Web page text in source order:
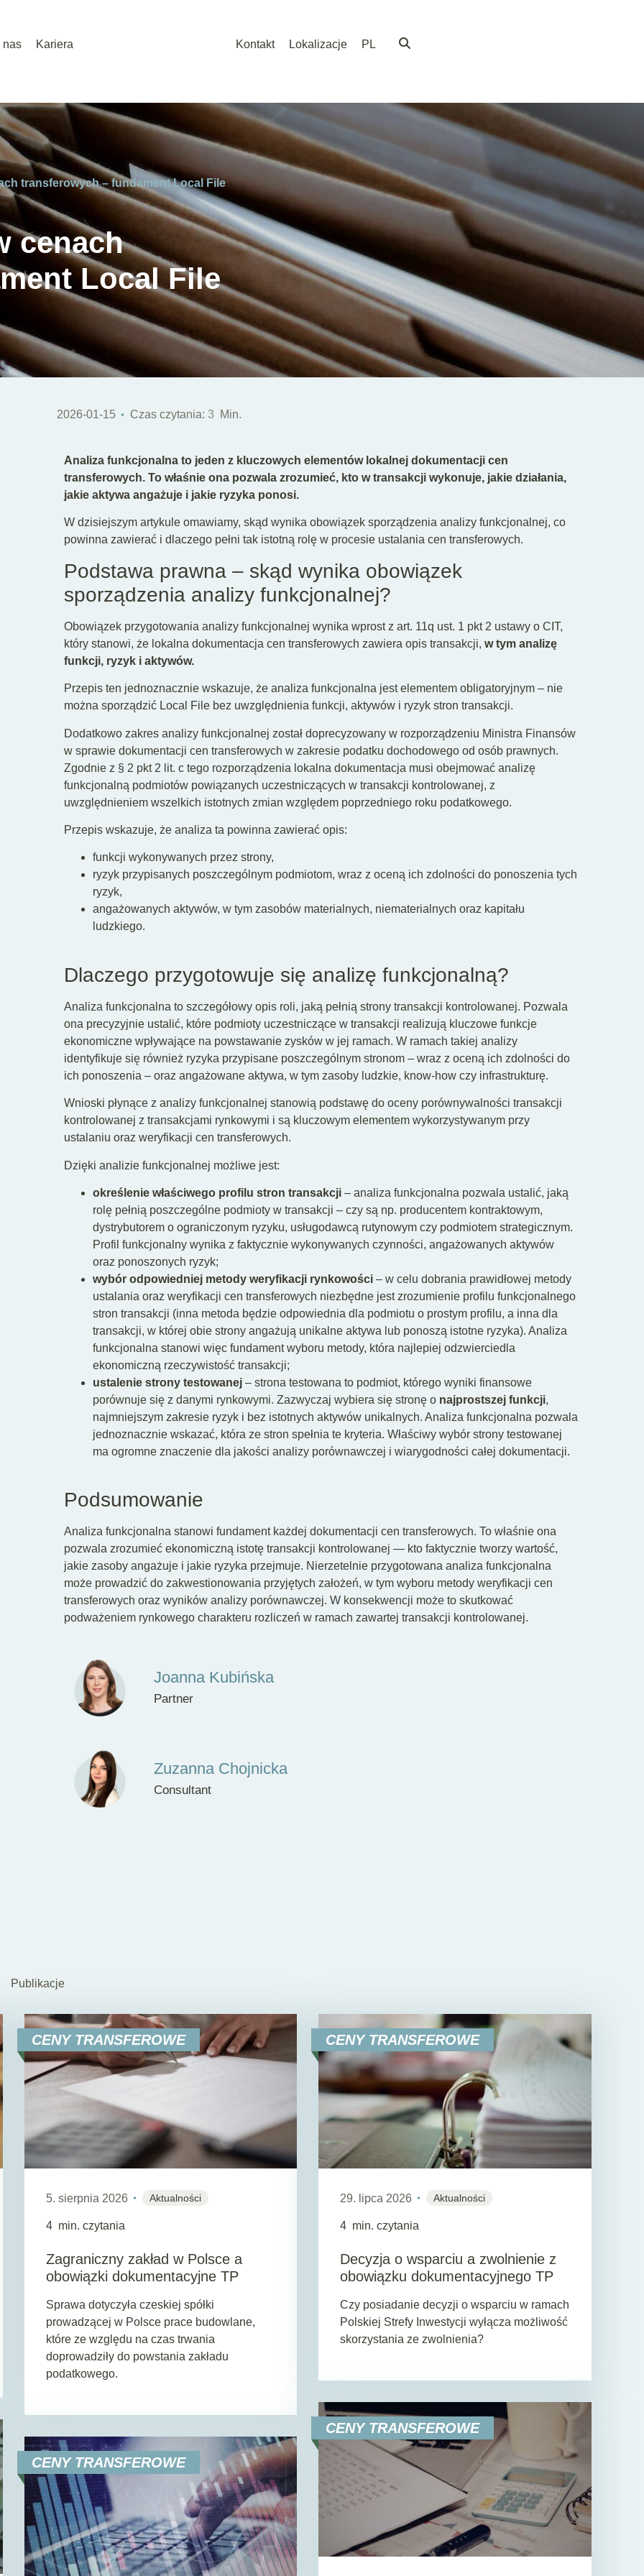
nas Kariera Kontakt Lokalizacje PL
transferowych – fundament Local File
cenach
Local File
2026-01-15 Czas czytania: 3 Min.
Analiza funkcjonalna to jeden z kluczowych elementów lokalnej dokumentacji cen
transferowych. To właśnie ona pozwala zrozumieć, kto w transakcji wykonuje, jakie działania,
jakie aktywa angażuje i jakie ryzyka ponosi.
W dzisiejszym artykule omawiamy, skąd wynika obowiązek sporządzenia analizy funkcjonalnej, co
powinna zawierać i dlaczego pełni tak istotną rolę w procesie ustalania cen transferowych.
Podstawa prawna – skąd wynika obowiązek
sporządzenia analizy funkcjonalnej?
Obowiązek przygotowania analizy funkcjonalnej wynika wprost z art. 11q ust. 1 pkt 2 ustawy o CIT,
który stanowi, że lokalna dokumentacja cen transferowych zawiera opis transakcji, w tym analizę
funkcji, ryzyk i aktywów.
Przepis ten jednoznacznie wskazuje, że analiza funkcjonalna jest elementem obligatoryjnym – nie
można sporządzić Local File bez uwzględnienia funkcji, aktywów i ryzyk stron transakcji.
Dodatkowo zakres analizy funkcjonalnej został doprecyzowany w rozporządzeniu Ministra Finansów
w sprawie dokumentacji cen transferowych w zakresie podatku dochodowego od osób prawnych.
Zgodnie z § 2 pkt 2 lit. c tego rozporządzenia lokalna dokumentacja musi obejmować analizę
funkcjonalną podmiotów powiązanych uczestniczących w transakcji kontrolowanej, z
uwzględnieniem wszelkich istotnych zmian względem poprzedniego roku podatkowego.
Przepis wskazuje, że analiza ta powinna zawierać opis:
funkcji wykonywanych przez strony,
ryzyk przypisanych poszczególnym podmiotom, wraz z oceną ich zdolności do ponoszenia tych
ryzyk,
angażowanych aktywów, w tym zasobów materialnych, niematerialnych oraz kapitału
ludzkiego.
Dlaczego przygotowuje się analizę funkcjonalną?
Analiza funkcjonalna to szczegółowy opis roli, jaką pełnią strony transakcji kontrolowanej. Pozwala
ona precyzyjnie ustalić, które podmioty uczestniczące w transakcji realizują kluczowe funkcje
ekonomiczne wpływające na powstawanie zysków w jej ramach. W ramach takiej analizy
identyfikuje się również ryzyka przypisane poszczególnym stronom – wraz z oceną ich zdolności do
ich ponoszenia – oraz angażowane aktywa, w tym zasoby ludzkie, know-how czy infrastrukturę.
Wnioski płynące z analizy funkcjonalnej stanowią podstawę do oceny porównywalności transakcji
kontrolowanej z transakcjami rynkowymi i są kluczowym elementem wykorzystywanym przy
ustalaniu oraz weryfikacji cen transferowych.
Dzięki analizie funkcjonalnej możliwe jest:
określenie właściwego profilu stron transakcji– analiza funkcjonalna pozwala ustalić, jaką
rolę pełnią poszczególne podmioty w transakcji – czy są np. producentem kontraktowym,
dystrybutorem o ograniczonym ryzyku, usługodawcą rutynowym czy podmiotem strategicznym.
Profil funkcjonalny wynika z faktycznie wykonywanych czynności, angażowanych aktywów
oraz ponoszonych ryzyk;
wybór odpowiedniej metody weryfikacji rynkowości– w celu dobrania prawidłowej metody
ustalania oraz weryfikacji cen transferowych niezbędne jest zrozumienie profilu funkcjonalnego
stron transakcji (inna metoda będzie odpowiednia dla podmiotu o prostym profilu, a inna dla
transakcji, w której obie strony angażują unikalne aktywa lub ponoszą istotne ryzyka). Analiza
funkcjonalna stanowi więc fundament wyboru metody, która najlepiej odzwierciedla
ekonomiczną rzeczywistość transakcji;
ustalenie strony testowanej– strona testowana to podmiot, którego wyniki finansowe
porównuje się z danymi rynkowymi. Zazwyczaj wybiera się stronę o najprostszej funkcji,
najmniejszym zakresie ryzyk i bez istotnych aktywów unikalnych. Analiza funkcjonalna pozwala
jednoznacznie wskazać, która ze stron spełnia te kryteria. Właściwy wybór strony testowanej
ma ogromne znaczenie dla jakości analizy porównawczej i wiarygodności całej dokumentacji.
Podsumowanie
Analiza funkcjonalna stanowi fundament każdej dokumentacji cen transferowych. To właśnie ona
pozwala zrozumieć ekonomiczną istotę transakcji kontrolowanej — kto faktycznie tworzy wartość,
jakie zasoby angażuje i jakie ryzyka przejmuje. Nierzetelnie przygotowana analiza funkcjonalna
może prowadzić do zakwestionowania przyjętych założeń, w tym wyboru metody weryfikacji cen
transferowych oraz wyników analizy porównawczej. W konsekwencji może to skutkować
podważeniem rynkowego charakteru rozliczeń w ramach zawartej transakcji kontrolowanej.
Joanna Kubińska
Partner
Zuzanna Chojnicka
Consultant
Publikacje
CENY TRANSFEROWE
5. sierpnia 2026 Aktualności
4 min. czytania
Zagraniczny zakład w Polsce a
obowiązki dokumentacyjne TP
Sprawa dotyczyła czeskiej spółki
prowadzącej w Polsce prace budowlane,
które ze względu na czas trwania
doprowadziły do powstania zakładu
podatkowego.
CENY TRANSFEROWE
29. lipca 2026 Aktualności
4 min. czytania
Decyzja o wsparciu a zwolnienie z
obowiązku dokumentacyjnego TP
Czy posiadanie decyzji o wsparciu w ramach
Polskiej Strefy Inwestycji wyłącza możliwość
skorzystania ze zwolnienia?
CENY TRANSFEROWE
CENY TRANSFEROWE